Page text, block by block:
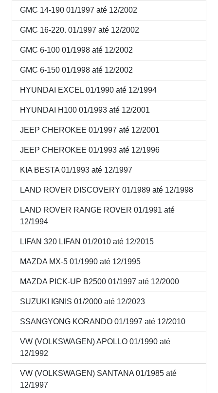
GMC 14-190 01/1997 até 12/2002
GMC 16-220. 01/1997 até 12/2002
GMC 6-100 01/1998 até 12/2002
GMC 6-150 01/1998 até 12/2002
HYUNDAI EXCEL 01/1990 até 12/1994
HYUNDAI H100 01/1993 até 12/2001
JEEP CHEROKEE 01/1997 até 12/2001
JEEP CHEROKEE 01/1993 até 12/1996
KIA BESTA 01/1993 até 12/1997
LAND ROVER DISCOVERY 01/1989 até 12/1998
LAND ROVER RANGE ROVER 01/1991 até
12/1994
LIFAN 320 LIFAN 01/2010 até 12/2015
MAZDA MX-5 01/1990 até 12/1995
MAZDA PICK-UP B2500 01/1997 até 12/2000
SUZUKI IGNIS 01/2000 até 12/2023
SSANGYONG KORANDO 01/1997 até 12/2010
VW (VOLKSWAGEN) APOLLO 01/1990 até
12/1992
VW (VOLKSWAGEN) SANTANA 01/1985 até
12/1997